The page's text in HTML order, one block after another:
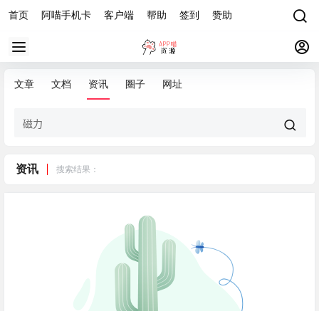
首页 阿喵手机卡 客户端 帮助 签到 赞助
文章 文档 资讯 圈子 网址
资讯 搜索结果：